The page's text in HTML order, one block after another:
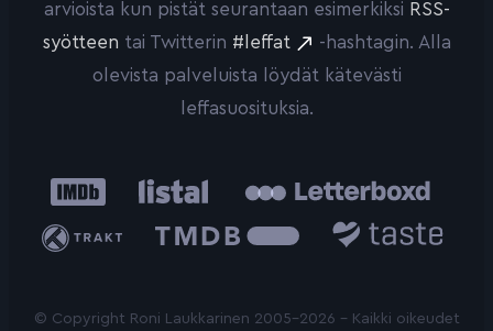
arvioista kun pistät seurantaan esimerkiksi RSS-
syötteen tai Twitterin #leffat
-hashtagin. Alla
olevista palveluista löydät kätevästi
leffasuosituksia.
IMDb Listal
Trakt
Database
© Copyright Roni Laukkarinen 2005-2026 - Kaikki oikeudet